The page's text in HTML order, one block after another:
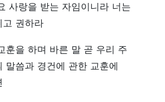
사랑을 받는 자임이니라 너는
고 권하라
훈을 하며 바른 말 곧 우리 주
말씀과 경건에 관한 교훈에